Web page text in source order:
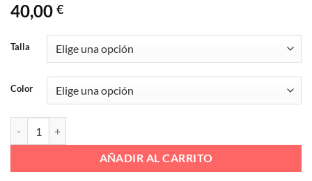
40,00 €
Talla
Color
AÑADIR AL CARRITO